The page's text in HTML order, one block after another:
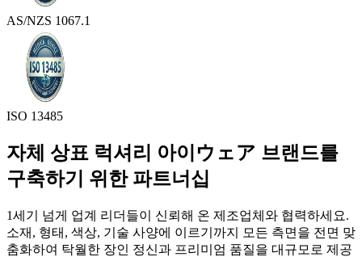
AS/NZS 1067.1
ISO 13485
자체 상표 럭셔리 아이ウェア 브랜드를
구축하기 위한 파트너십
1세기 넘게 업계 리더들이 신뢰해 온 제조업체와 협력하세요.
소재, 형태, 색상, 기술 사양에 이르기까지 모든 측면을 전면 맞
춤화하여 탁월한 장인 정신과 프리미엄 품질을 대규모로 제공